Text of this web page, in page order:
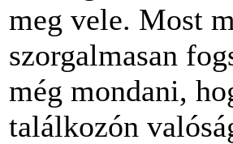
meg vele. Most
szorgalmasan
még mondani,
találkozón